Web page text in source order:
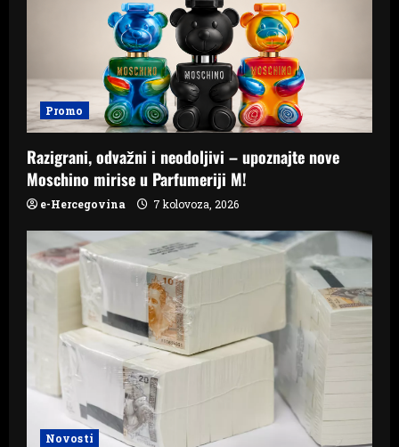
Promo
Razigrani, odvažni i neodoljivi – upoznajte nove
Moschino mirise u Parfumeriji M!
e-Hercegovina 7 kolovoza, 2026
Novosti